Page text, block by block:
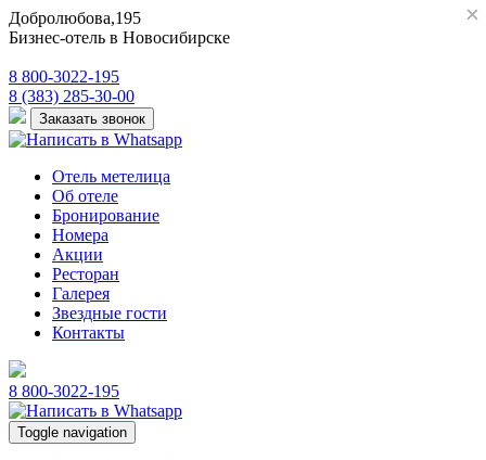
Добролюбова,195
Бизнес-отель в Новосибирске
8 800-3022-195
8 (383) 285-30-00
Заказать звонок
Отель метелица
Об отеле
Бронирование
Номера
Акции
Ресторан
Галерея
Звездные гости
Контакты
8 800-3022-195
Toggle navigation
×
×